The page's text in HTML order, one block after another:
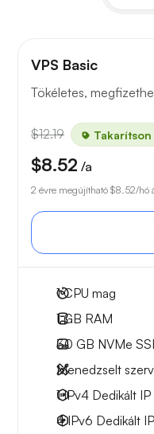
VPS Basic
Tökéletes,
$12.19
$8.52 /a
2 évre megújítható $8.52/hó
1CPU mag
1 GB RAM
30 GB NVMe
Menedzselt
1 IPv4 Dedikált IP
4 IPv6 Dedikált IP